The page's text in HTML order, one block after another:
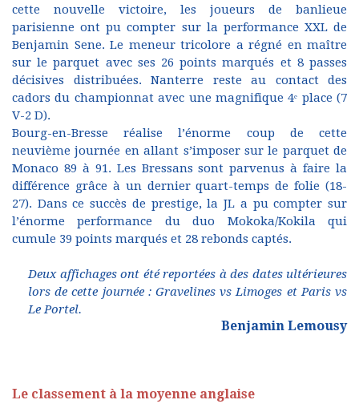
cette nouvelle victoire, les joueurs de banlieue
parisienne ont pu compter sur la performance XXL de
Benjamin Sene. Le meneur tricolore a régné en maître
sur le parquet avec ses 26 points marqués et 8 passes
décisives distribuées. Nanterre reste au contact des
cadors du championnat avec une magnifique 4ᵉ place (7
V-2 D).
Bourg-en-Bresse réalise l’énorme coup de cette
neuvième journée en allant s’imposer sur le parquet de
Monaco 89 à 91. Les Bressans sont parvenus à faire la
différence grâce à un dernier quart-temps de folie (18-
27). Dans ce succès de prestige, la JL a pu compter sur
l’énorme performance du duo Mokoka/Kokila qui
cumule 39 points marqués et 28 rebonds captés.
Deux affichages ont été reportées à des dates ultérieures
lors de cette journée : Gravelines vs Limoges et Paris vs
Le Portel.
Benjamin Lemousy
Le classement à la moyenne anglaise